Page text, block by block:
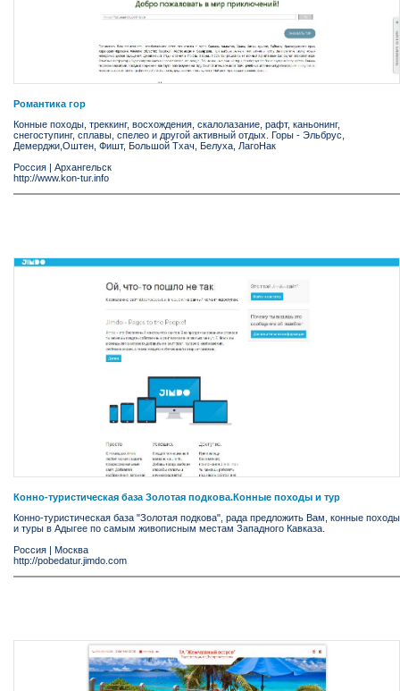
Романтика гор
Конные походы, треккинг, восхождения, скалолазание, рафт, каньонинг,
снегоступинг, сплавы, спелео и другой активный отдых. Горы - Эльбрус,
Демерджи,Оштен, Фишт, Большой Тхач, Белуха, ЛагоНак
Россия | Архангельск
http://www.kon-tur.info
Конно-туристическая база Золотая подкова.Конные походы и тур
Конно-туристическая база "Золотая подкова", рада предложить Вам, конные походы
и туры в Адыгее по самым живописным местам Западного Кавказа.
Россия
Москва
http://pobedatur.jimdo.com